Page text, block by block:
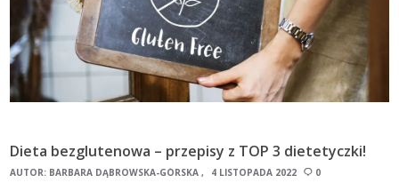
Dieta bezglutenowa – przepisy z TOP 3 dietetyczki!
AUTOR: BARBARA DĄBROWSKA-GÓRSKA 4 LISTOPADA 2022 0